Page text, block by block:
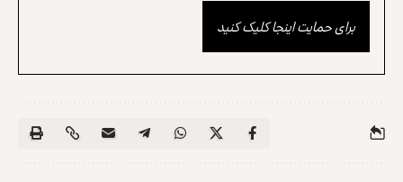
برای حمایت اینجا کلیک کنید